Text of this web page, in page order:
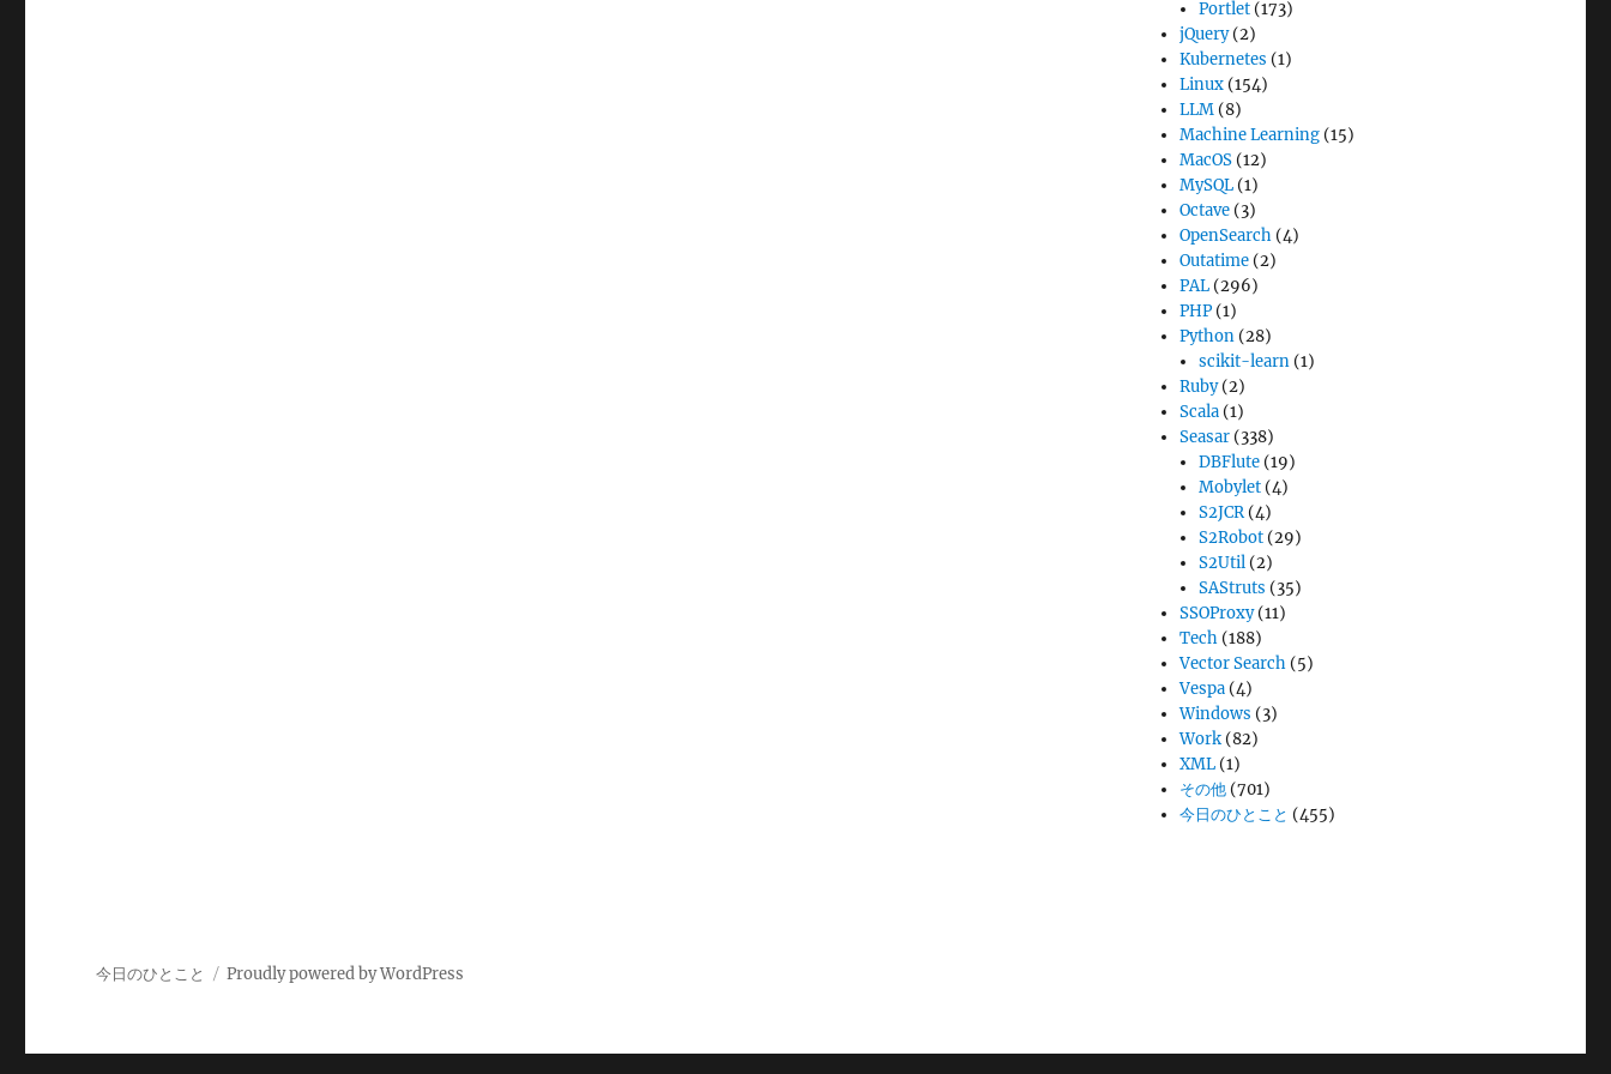
Portlet (173)
jQuery(2)
Kubernetes (1)
Linux (154)
LLM (8)
Machine Learning (15)
MacOS (12)
MySQL (1)
Octave (3)
OpenSearch (4)
Outatime (2)
PAL (296)
PHP (1)
Python (28)
scikit-learn (1)
Ruby(2)
Scala (1)
Seasar (338)
DBFlute (19)
Mobylet (4)
S2JCR(4)
S2Robot (29)
S2Util (2)
SAStruts (35)
SSOProxy(11)
Tech (188)
Vector Search (5)
Vespa (4)
Windows (3)
Work (82)
XML (1)
その他 (701)
今日のひとこと (455)
今日のひとこと Proudly powered by WordPress